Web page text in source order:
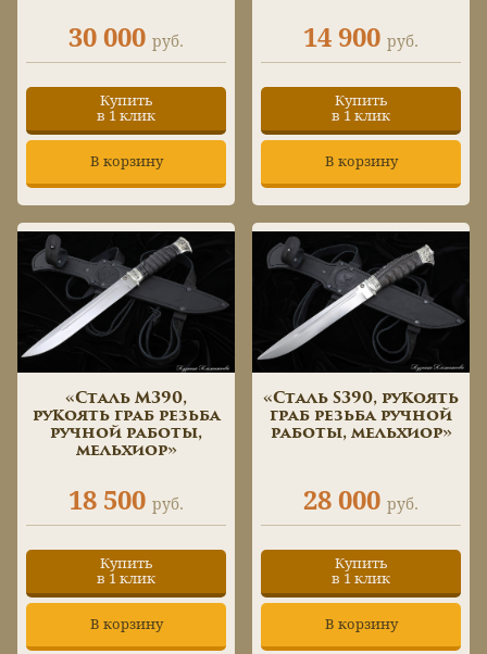
30 000 руб.
Купить
в 1 клик
В корзину
14 900 руб.
Купить
в 1 клик
В корзину
«Сталь М390,
рукоять граб резьба
ручной работы,
мельхиор»
18 500 руб.
Купить
в 1 клик
В корзину
«Сталь S390, рукоять
граб резьба ручной
работы, мельхиор»
28 000 руб.
Купить
в 1 клик
В корзину